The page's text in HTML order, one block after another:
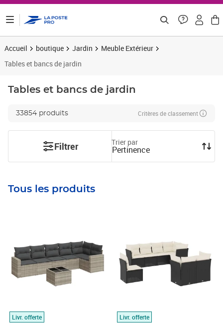
Accueil boutique Jardin
Meuble Extérieur
Tables et bancs de jardin
Tables et bancs de jardin
33854 produits Critères de classement
Filtrer Trier par
Pertinence
Tous les produits
Livr. offerte
Livr. offerte